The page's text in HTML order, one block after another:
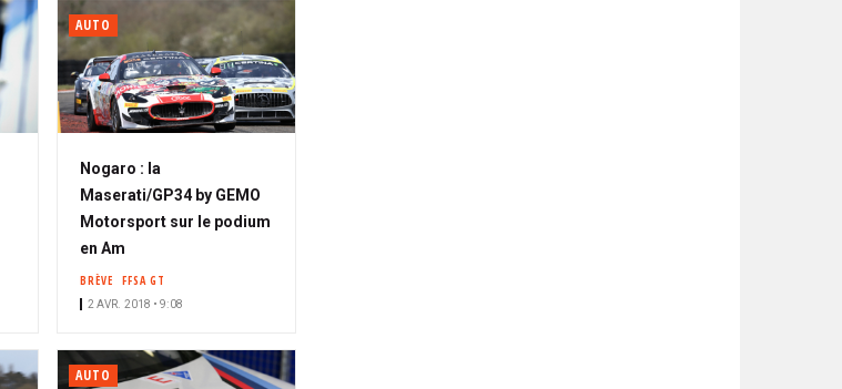
AUTO
Nogaro : la
Maserati/GP34 by GEMO
Motorsport sur le podium
en Am
BRÈVE FFSA GT
2 AVR. 2018 • 9:08
AUTO